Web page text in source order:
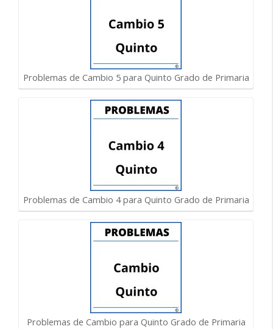
Problemas de Cambio 5 para Quinto Grado de Primaria
Problemas de Cambio 4 para Quinto Grado de Primaria
Problemas de Cambio para Quinto Grado de Primaria